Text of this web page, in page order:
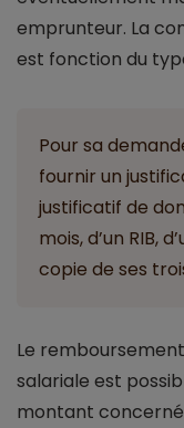
emprunteur. La
est fonction du
Pour sa
fournir un
justificatif de
mois, d’un RIB,
copie de ses
Le
salariale est
montant concerné